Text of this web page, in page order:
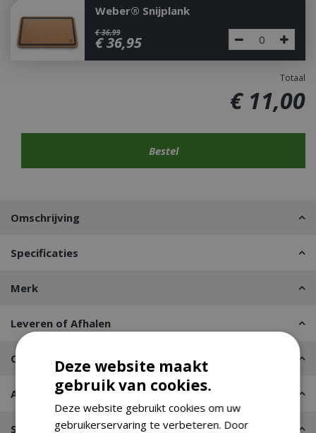
Weber® Snijplank
€ 36,99
€ 36,95
Totaal
€ 11,00
Omschrijving
Specificaties
Merk
Leveren of Afhalen
Contact
Advies nodig?
Stel een vraag
Deze website maakt
gebruik van cookies.
Deze website gebruikt cookies om uw
gebruikerservaring te verbeteren. Door